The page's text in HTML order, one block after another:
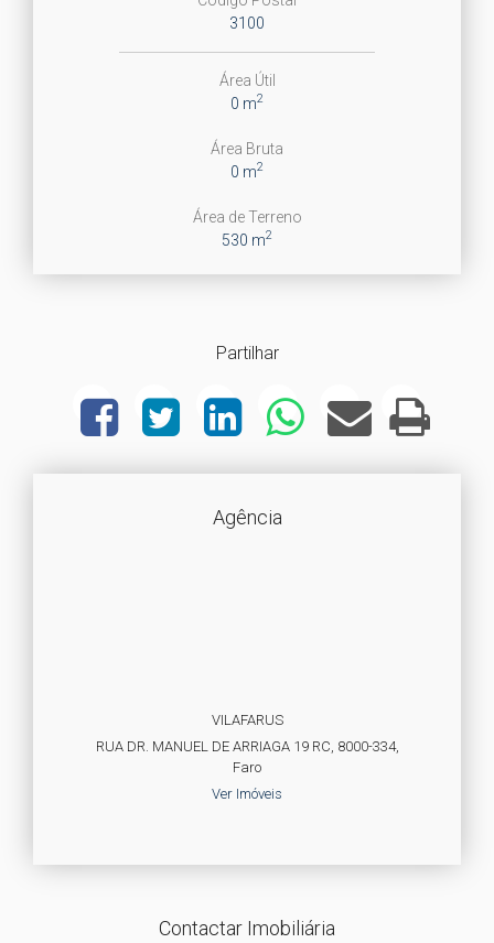
3100
Área Útil
0 m2
Área Bruta
0 m2
Área de Terreno
530 m2
Partilhar
Agência
VILAFARUS
RUA DR. MANUEL DE ARRIAGA 19 RC, 8000-334,
Faro
Ver Imóveis
Contactar Imobiliária